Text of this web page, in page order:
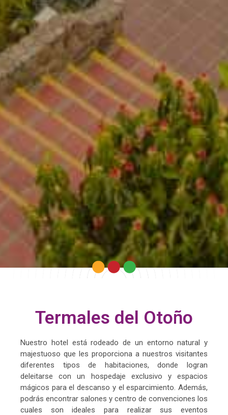
Termales del Otoño
Nuestro hotel está rodeado de un entorno natural y
majestuoso que les proporciona a nuestros visitantes
diferentes tipos de habitaciones, donde logran
deleitarse con un hospedaje exclusivo y espacios
mágicos para el descanso y el esparcimiento. Además,
podrás encontrar salones y centro de convenciones los
cuales son ideales para realizar sus eventos